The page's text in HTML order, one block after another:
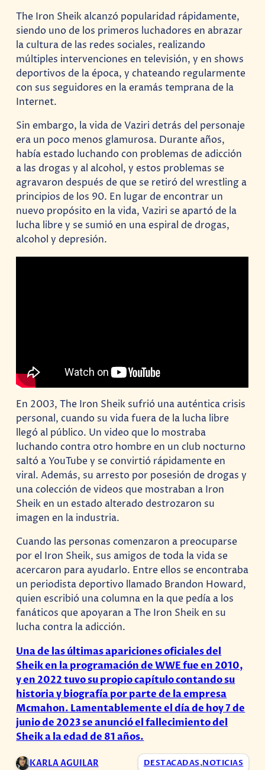
The Iron Sheik alcanzó popularidad rápidamente,
siendo uno de los primeros luchadores en abrazar
la cultura de las redes sociales, realizando
múltiples intervenciones en televisión, y en shows
deportivos de la época, y chateando regularmente
con sus seguidores en la eramás temprana de la
Internet.
Sin embargo, la vida de Vaziri detrás del personaje
era un poco menos glamurosa. Durante años,
había estado luchando con problemas de adicción
a las drogas y al alcohol, y estos problemas se
agravaron después de que se retiró del wrestling a
principios de los 90. En lugar de encontrar un
nuevo propósito en la vida, Vaziri se apartó de la
lucha libre y se sumió en una espiral de drogas,
alcohol y depresión.
En 2003, The Iron Sheik sufrió una auténtica crisis
personal, cuando su vida fuera de la lucha libre
llegó al público. Un video que lo mostraba
luchando contra otro hombre en un club nocturno
saltó a YouTube y se convirtió rápidamente en
viral. Además, su arresto por posesión de drogas y
una colección de videos que mostraban a Iron
Sheik en un estado alterado destrozaron su
imagen en la industria.
Cuando las personas comenzaron a preocuparse
por el Iron Sheik, sus amigos de toda la vida se
acercaron para ayudarlo. Entre ellos se encontraba
un periodista deportivo llamado Brandon Howard,
quien escribió una columna en la que pedía a los
fanáticos que apoyaran a The Iron Sheik en su
lucha contra la adicción.
Una de las últimas apariciones oficiales del
Sheik en la programación de WWE fue en 2010,
y en 2022 tuvo su propio capítulo contando su
historia y biografía por parte de la empresa
Mcmahon. Lamentablemente el día de hoy 7 de
junio de 2023 se anunció el fallecimiento del
Sheik a la edad de 81 años.
KARLA AGUILAR DESTACADAS,NOTICIAS